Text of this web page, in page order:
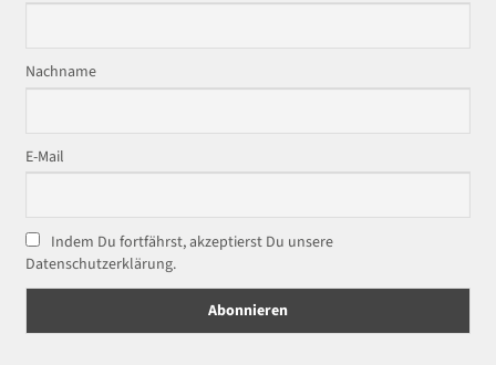
Nachname
E-Mail
Indem Du fortfährst, akzeptierst Du unsere
Datenschutzerklärung.